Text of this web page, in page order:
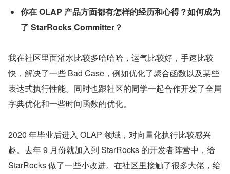
你在 OLAP 产品方面都有怎样的经历和心得？如何成为
了 StarRocks Committer？
我在社区里面灌水比较多哈哈哈，运气比较好，手速比较
快，解决了一些 Bad Case，例如优化了聚合函数以及某些
表达式执行性能。同时也跟社区的同学一起合作开发了全局
字典优化和一些时间函数的优化。
2020 年毕业后进入 OLAP 领域，对向量化执行比较感兴
趣。去年 9 月份就加入到 StarRocks 的开发者阵营中，给
StarRocks 做了一些小改进。在社区里接触了很多大佬，给